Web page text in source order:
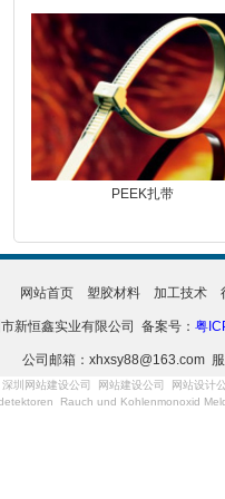
PEEK扎带
网站首页 塑胶材料 加工技术
新恒鑫实业有限公司 备案号： 粤
公司邮箱：xhxsy88@163.com
深圳网站建设公司 网站建设公司
网站设计
Rauch und Kohlenmonoxid